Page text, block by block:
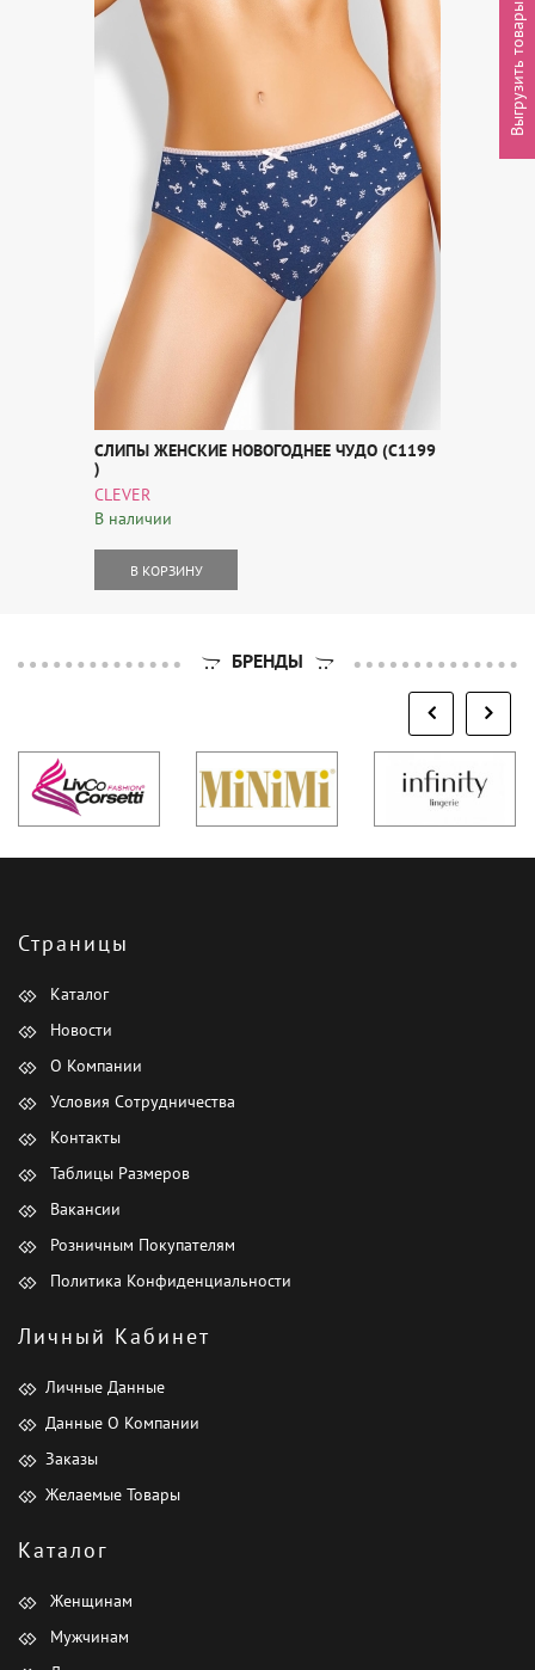
СЛИПЫ ЖЕНСКИЕ НОВОГОДНЕЕ ЧУДО (C1199
)
CLEVER
В наличии
В КОРЗИНУ
БРЕНДЫ
Страницы
Каталог
Новости
О Компании
Условия Сотрудничества
Контакты
Таблицы Размеров
Вакансии
Розничным Покупателям
Политика Конфиденциальности
Личный Кабинет
Личные Данные
Данные О Компании
Заказы
Желаемые Товары
Каталог
Женщинам
Мужчинам
Выгрузить товары